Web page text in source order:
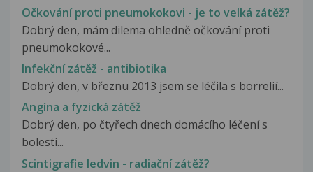
Očkování proti pneumokokovi - je to velká zátěž?
Dobrý den, mám dilema ohledně očkování proti
pneumokokové...
Infekční zátěž - antibiotika
Dobrý den, v březnu 2013 jsem se léčila s borrelií...
Angína a fyzická zátěž
Dobrý den, po čtyřech dnech domácího léčení s
bolestí...
Scintigrafie ledvin - radiační zátěž?